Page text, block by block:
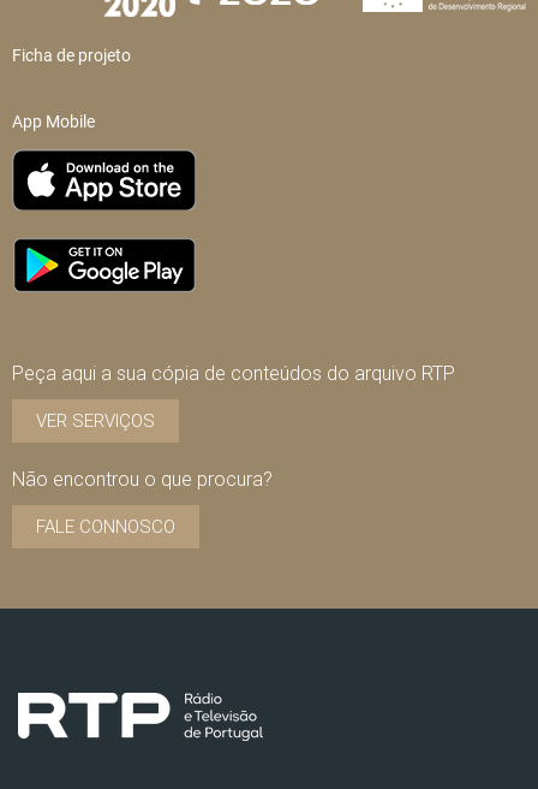
Ficha de projeto
App Mobile
Peça aqui a sua cópia de conteúdos do arquivo RTP
VER SERVIÇOS
Não encontrou o que procura?
FALE CONNOSCO